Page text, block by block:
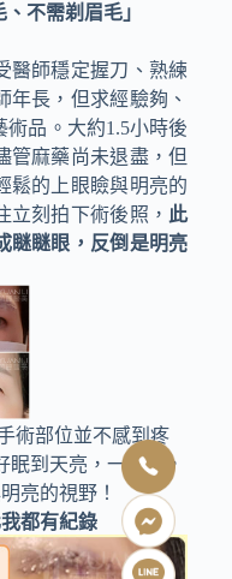
不需剃眉毛」
醫師穩定握刀、熟練
年長，但求經驗夠、
品。大約1.5小時後
管麻藥尚未退盡，但
鬆的上眼瞼與明亮的
立刻拍下術後照， 此
瞇瞇眼，反倒是明亮
術部位並不感到疼
到天亮，一睜眼，
亮的視野！
都有紀錄